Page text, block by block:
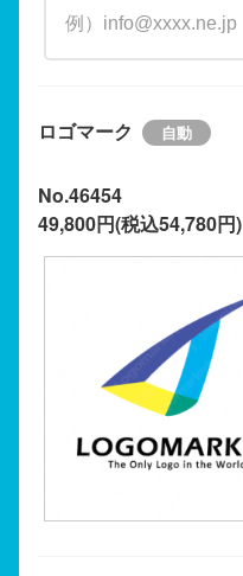
ロゴマーク
No.46454
49,800円(税込54,780円)